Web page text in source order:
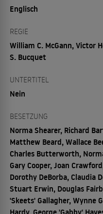
Englisch
REGIE
William C. McGann, Victor
S. Bucquet
UNTERTITEL
Nein
BESETZUNG
Norma Shearer, Richard
Matthew Beard, Wallace
Charles Butterworth,
Gary Cooper, Joan
Dorothy DeBorba, Claudia
Stuart Erwin, Douglas
'Skeets' Gallagher, Wynne